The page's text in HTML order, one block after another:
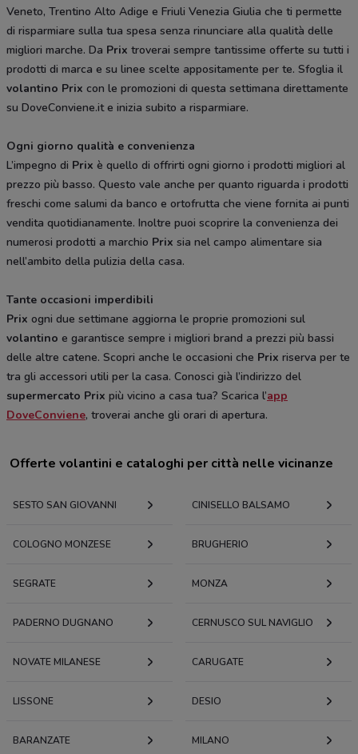
Veneto, Trentino Alto Adige e Friuli Venezia Giulia che ti permette
di risparmiare sulla tua spesa senza rinunciare alla qualità delle
migliori marche. Da Prix troverai sempre tantissime offerte su tutti i
prodotti di marca e su linee scelte appositamente per te. Sfoglia il
volantino Prix con le promozioni di questa settimana direttamente
su DoveConviene.it e inizia subito a risparmiare.
Ogni giorno qualità e convenienza
L’impegno di Prix è quello di offrirti ogni giorno i prodotti migliori al
prezzo più basso. Questo vale anche per quanto riguarda i prodotti
freschi come salumi da banco e ortofrutta che viene fornita ai punti
vendita quotidianamente. Inoltre puoi scoprire la convenienza dei
numerosi prodotti a marchio Prix sia nel campo alimentare sia
nell’ambito della pulizia della casa.
Tante occasioni imperdibili
Prix ogni due settimane aggiorna le proprie promozioni sul
volantino e garantisce sempre i migliori brand a prezzi più bassi
delle altre catene. Scopri anche le occasioni che Prix riserva per te
tra gli accessori utili per la casa. Conosci già l’indirizzo del
supermercato Prix più vicino a casa tua? Scarica l’app
DoveConviene, troverai anche gli orari di apertura.
Offerte volantini e cataloghi per città nelle vicinanze
SESTO SAN GIOVANNI CINISELLO BALSAMO
COLOGNO MONZESE BRUGHERIO
SEGRATE MONZA
PADERNO DUGNANO CERNUSCO SUL NAVIGLIO
NOVATE MILANESE CARUGATE
LISSONE DESIO
BARANZATE MILANO